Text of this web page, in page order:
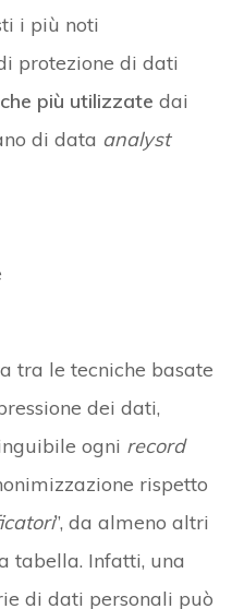
i più noti
protezione di dati
più utilizzate dai
di data analyst
tra le tecniche basate
dei dati,
ogni record
rispetto
”, da almeno altri
tabella. Infatti, una
di dati personali può